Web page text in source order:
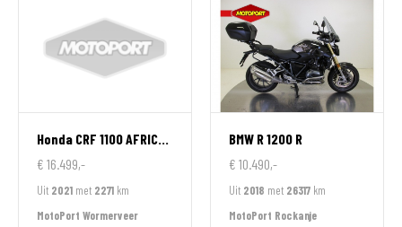
Honda CRF 1100 AFRICA TWIN
€ 16.499,-
Uit 2021 met 2271 km
MotoPort Wormerveer
BMW R 1200 R
€ 10.490,-
Uit 2018 met 26317 km
MotoPort Rockanje